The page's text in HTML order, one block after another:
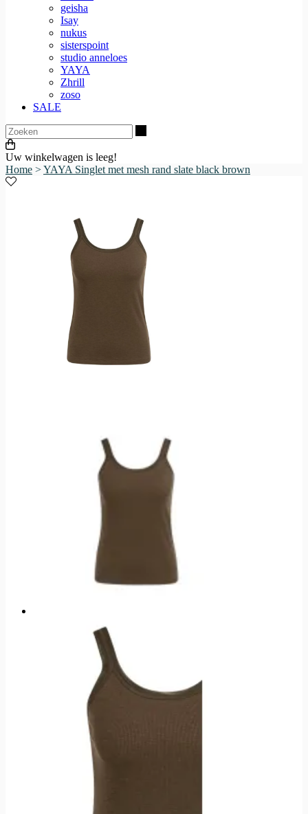
geisha
Isay
nukus
sisterspoint
studio anneloes
YAYA
Zhrill
zoso
SALE
Uw winkelwagen is leeg!
Home >YAYA Singlet met mesh rand slate black brown